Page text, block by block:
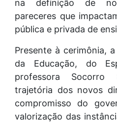
na definição de
pareceres que
pública e privada de
Presente à cerimônia,
da Educação, do
professora
trajetória dos novos
compromisso do
valorização das